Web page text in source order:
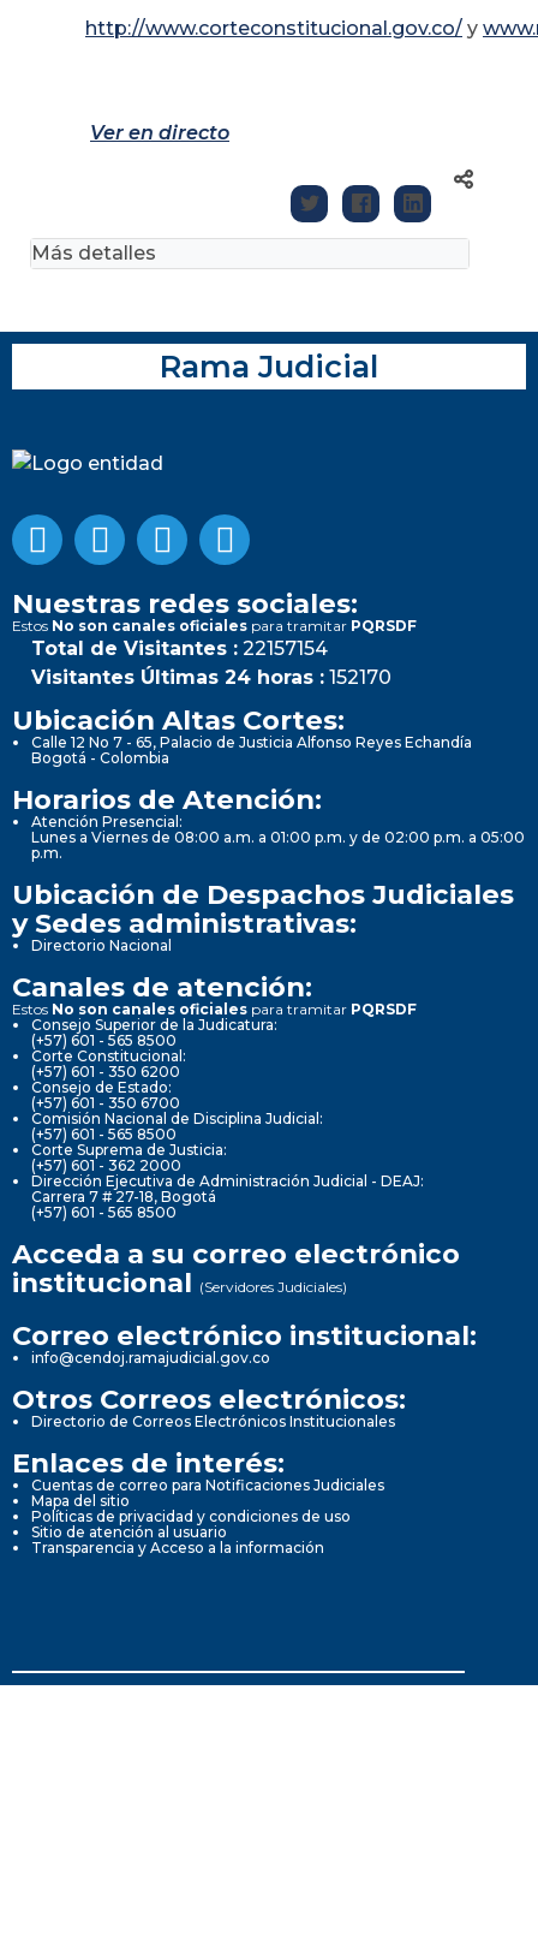
http://www.corteconstitucional.gov.co/ y
Ver en directo
Más detalles
Rama Judicial
Nuestras redes sociales:
Estos No son canales oficiales para tramitar PQRSDF
Total de Visitantes : 22157154
Visitantes Últimas 24 horas : 152170
Ubicación Altas Cortes:
Calle 12 No 7 - 65, Palacio de Justicia Alfonso Reyes Echandía
Bogotá - Colombia
Horarios de Atención:
Atención Presencial:
Lunes a Viernes de 08:00 a.m. a 01:00 p.m. y de 02:00 p.m. a 05:00
p.m.
Ubicación de Despachos Judiciales
y Sedes administrativas:
Directorio Nacional
Canales de atención:
Estos No son canales oficiales para tramitar PQRSDF
Consejo Superior de la Judicatura:
(+57) 601 - 565 8500
Corte Constitucional:
(+57) 601 - 350 6200
Consejo de Estado:
(+57) 601 - 350 6700
Comisión Nacional de Disciplina Judicial:
(+57) 601 - 565 8500
Corte Suprema de Justicia:
(+57) 601 - 362 2000
Dirección Ejecutiva de Administración Judicial - DEAJ:
Carrera 7 # 27-18, Bogotá
(+57) 601 - 565 8500
Acceda a su correo electrónico
institucional (Servidores Judiciales)
Correo electrónico institucional:
info@cendoj.ramajudicial.gov.co
Otros Correos electrónicos:
Directorio de Correos Electrónicos Institucionales
Enlaces de interés:
Cuentas de correo para Notificaciones Judiciales
Mapa del sitio
Políticas de privacidad y condiciones de uso
Sitio de atención al usuario
Transparencia y Acceso a la información